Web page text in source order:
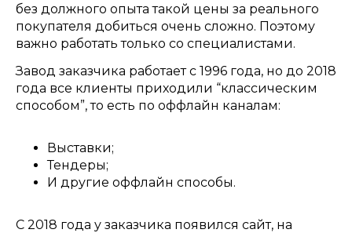
без должного опыта такой цены за реального
покупателя добиться очень сложно. Поэтому
важно работать только со специалистами.
Завод заказчика работает с 1996 года, но до 2018
года все клиенты приходили “классическим
способом”,то есть по оффлайн каналам:
Выставки;
Тендеры;
И другие оффлайн способы.
С 2018 года у заказчика появился сайт, на